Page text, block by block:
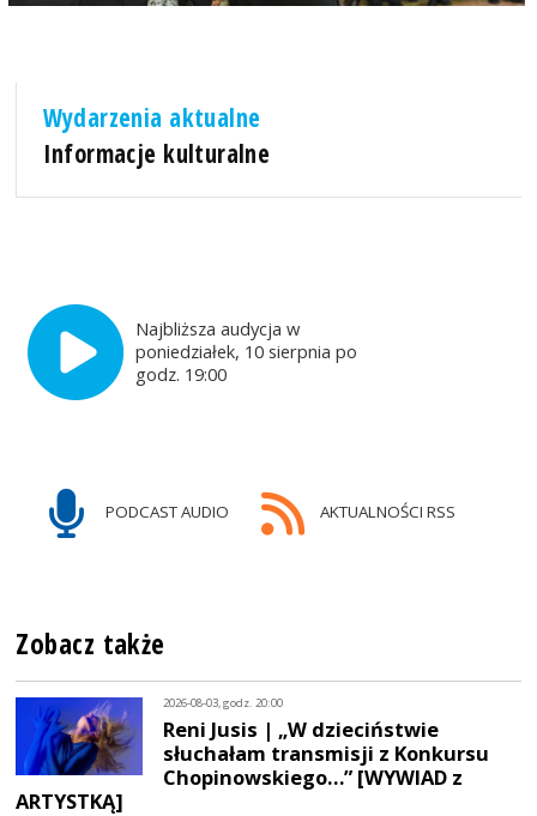
Wydarzenia aktualne
Informacje kulturalne
Najbliższa audycja w
poniedziałek, 10 sierpnia po
godz. 19:00
PODCAST AUDIO AKTUALNOŚCI RSS
Zobacz także
2026-08-03, godz. 20:00
Reni Jusis | „W dzieciństwie
słuchałam transmisji z Konkursu
Chopinowskiego…” [WYWIAD z
ARTYSTKĄ]